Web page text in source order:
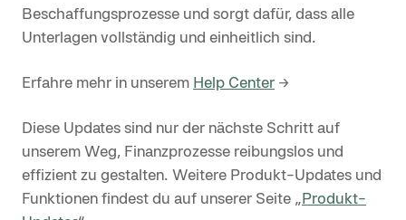
Beschaffungsprozesse und sorgt dafür, dass alle
Unterlagen vollständig und einheitlich sind.
Erfahre mehr in unserem Help Center →
Diese Updates sind nur der nächste Schritt auf
unserem Weg, Finanzprozesse reibungslos und
effizient zu gestalten. Weitere Produkt-Updates und
Funktionen findest du auf unserer Seite „Produkt-